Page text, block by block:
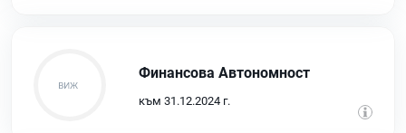
Финансова Автономност
към 31.12.2024 г.